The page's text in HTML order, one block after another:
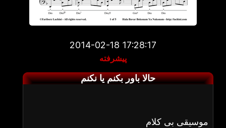
2014-02-18 17:28:17
پیشرفته
حالا باور بکنم یا نکنم
موسیقی بی کلام